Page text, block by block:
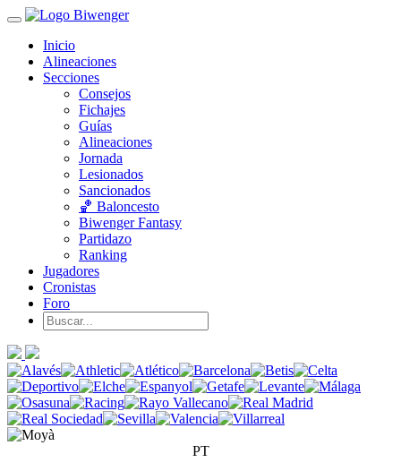
Inicio
Alineaciones
Secciones
Consejos
Fichajes
Guías
Alineaciones
Jornada
Lesionados
Sancionados
🏀 Baloncesto
Biwenger Fantasy
Partidazo
Ranking
Jugadores
Cronistas
Foro
PT